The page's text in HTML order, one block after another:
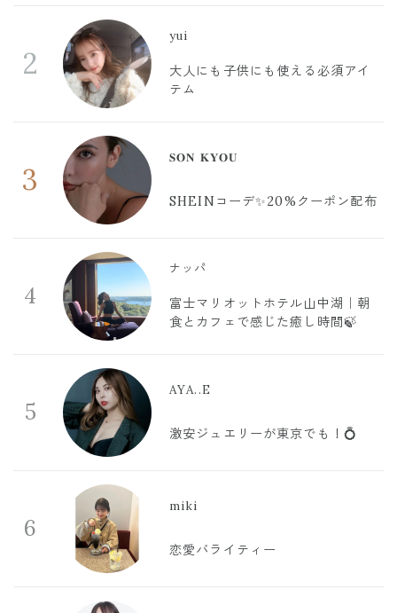
2
yui
大人にも子供にも使える必須アイ
テム
3
𝐒𝐎𝐍 𝐊𝐘𝐎𝐔
SHEINコーデ✨20%クーポン配布
4
ナッパ
富士マリオットホテル山中湖｜朝
食とカフェで感じた癒し時間🍃
5
AYA..E
激安ジュエリーが東京でも！💍
6
miki
恋愛バライティー